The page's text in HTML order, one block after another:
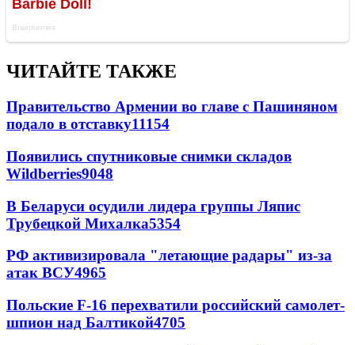
ЧИТАЙТЕ ТАКЖЕ
Правительство Армении во главе с Пашиняном
подало в отставку11154
Появились спутниковые снимки складов
Wildberries9048
В Беларуси осудили лидера группы Ляпис
Трубецкой Михалка5354
РФ активизировала "летающие радары" из-за
атак ВСУ4965
Польские F-16 перехватили российский самолет-
шпион над Балтикой4705